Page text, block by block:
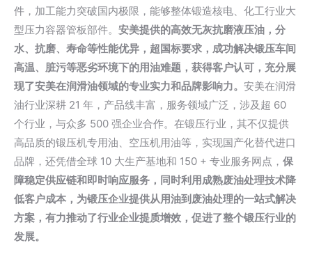
件，加工能力突破国内极限，能够整体锻造核电、化工行业大
型压力容器管板部件。 安美提供的高效无灰抗磨液压油，分
水、抗磨、寿命等性能优异，超国标要求，成功解决锻压车间
高温、脏污等恶劣环境下的用油难题，获得客户认可，充分展
现了安美在润滑油领域的专业实力和品牌影响力。 安美在润滑
油行业深耕 21 年，产品线丰富，服务领域广泛，涉及超 60
个行业，与众多 500 强企业合作。在锻压行业，其不仅提供
高品质的锻压机专用油、空压机用油等，实现国产化替代进口
品牌，还凭借全球 10 大生产基地和 150 + 专业服务网点， 保
障稳定供应链和即时响应服务，同时利用成熟废油处理技术降
低客户成本，为锻压企业提供从用油到废油处理的一站式解决
方案，有力推动了行业企业提质增效，促进了整个锻压行业的
发展。